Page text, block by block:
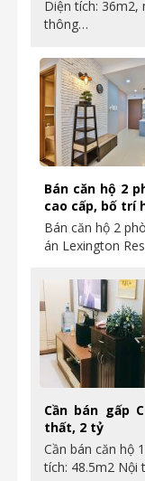
Diện tích:
thông…
Bán căn hộ 2
cao cấp, bố trí
Bán căn hộ 2
án Lexington
Cần bán gấp
thất, 2 tỷ
Cần bán căn hộ
tích: 48.5m2 Nội